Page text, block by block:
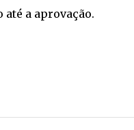
a aprovação.